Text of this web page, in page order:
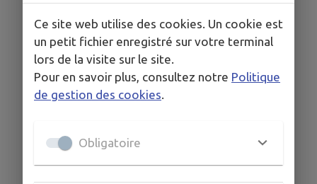
Ce site web utilise des cookies. Un cookie est
un petit fichier enregistré sur votre terminal
lors de la visite sur le site.
Pour en savoir plus, consultez notre Politique
de gestion des cookies
Obligatoire